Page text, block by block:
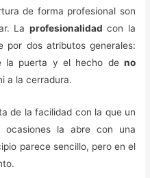
de forma profesional son
La profesionalidad con la
por dos atributos generales:
la puerta y el hecho de no
a la cerradura.
de la facilidad con la que un
ocasiones la abre con una
parece sencillo, pero en el